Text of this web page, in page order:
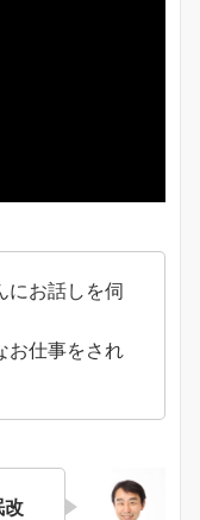
にお話しを伺
お仕事をされ
改